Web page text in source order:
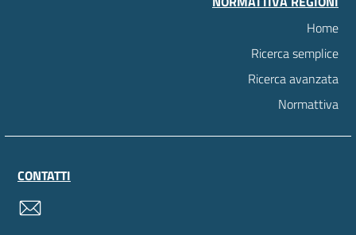
Home
Ricerca semplice
Ricerca avanzata
Normattiva
CONTATTI